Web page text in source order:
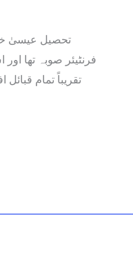
تحصیل عیسیٰ
فرنٹیئر صوبہ تھا
تقریباً تمام